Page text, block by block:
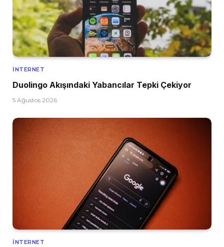
İNTERNET
Duolingo Akışındaki Yabancılar Tepki Çekiyor
5 Ağustos 2026
İNTERNET